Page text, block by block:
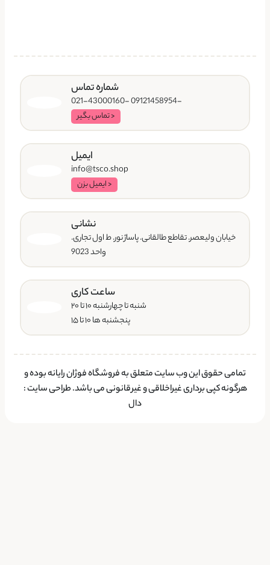
شماره تماس
-09121458954 -021-43000160
< تماس بگیر
ایمیل
info@tsco.shop
< ایمیل بزن
نشانی
خیابان ولیعصر. تقاطع طالقانی. پاساژ نور. ط اول تجاری.
واحد 9023
ساعت کاری
شنبه تا چهارشنبه ۱۰ تا ۲۰
پنجشنبه ها ۱۰ تا ۱۵
تمامی حقوق این وب سایت متعلق به فروشگاه فوژان رایانه بوده و
هرگونه کپی برداری غیراخلاقی و غیرقانونی می باشد.طراحی سایت:
دال